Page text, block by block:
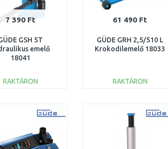
7 390 Ft
GSH 5T
emelő
18041
RAKTÁRON
Összehasonlítás
61 490 Ft
GÜDE GRH 2,5/510 L
Krokodilemelő 18033
RAKTÁRON
Összehasonlítás